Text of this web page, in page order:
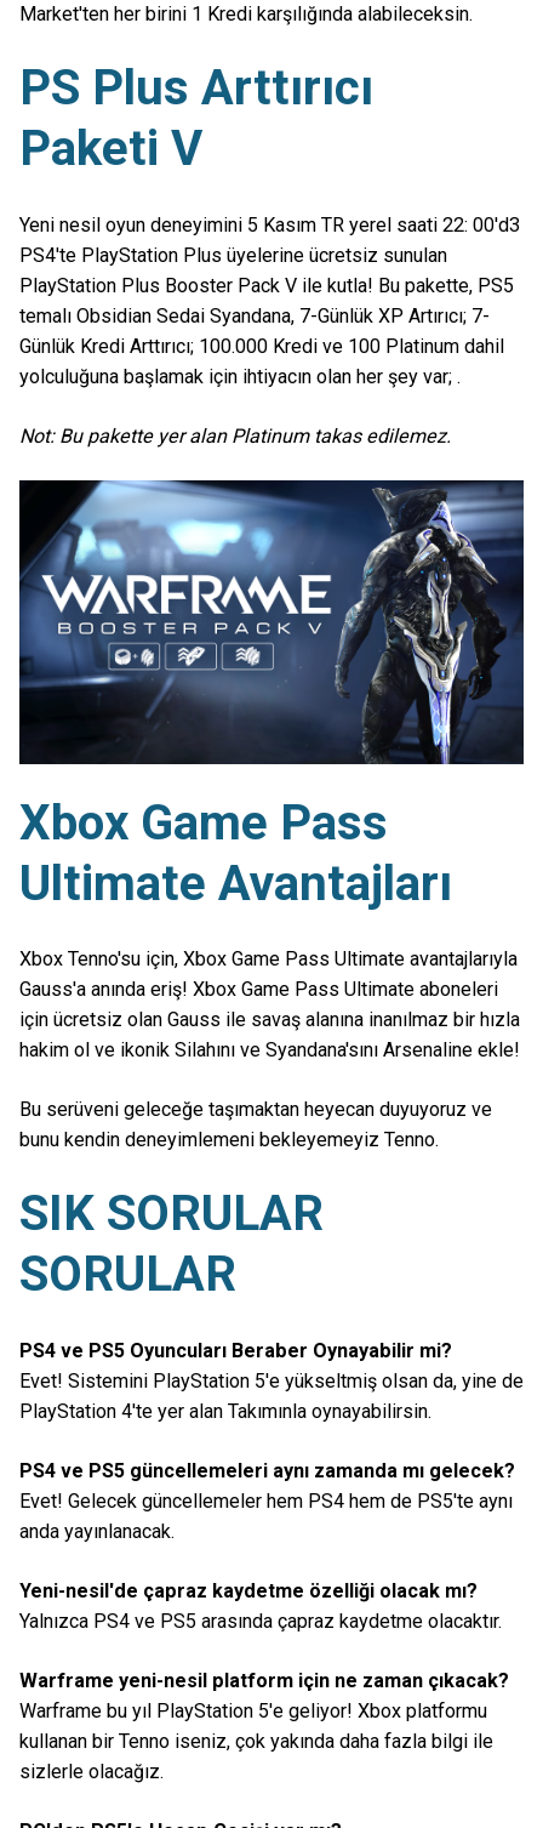
Market'ten her birini 1 Kredi karşılığında alabileceksin.
PS Plus Arttırıcı
Paketi V
Yeni nesil oyun deneyimini 5 Kasım TR yerel saati 22: 00'd3
PS4'te PlayStation Plus üyelerine ücretsiz sunulan
PlayStation Plus Booster Pack V ile kutla! Bu pakette, PS5
temalı Obsidian Sedai Syandana, 7-Günlük XP Artırıcı; 7-
Günlük Kredi Arttırıcı; 100.000 Kredi ve 100 Platinum dahil
yolculuğuna başlamak için ihtiyacın olan her şey var; .
Not: Bu pakette yer alan Platinum takas edilemez.
Xbox Game Pass
Ultimate Avantajları
Xbox Tenno'su için, Xbox Game Pass Ultimate avantajlarıyla
Gauss'a anında eriş! Xbox Game Pass Ultimate aboneleri
için ücretsiz olan Gauss ile savaş alanına inanılmaz bir hızla
hakim ol ve ikonik Silahını ve Syandana'sını Arsenaline ekle!
Bu serüveni geleceğe taşımaktan heyecan duyuyoruz ve
bunu kendin deneyimlemeni bekleyemeyiz Tenno.
SIK SORULAR
SORULAR
PS4 ve PS5 Oyuncuları Beraber Oynayabilir mi?
Evet! Sistemini PlayStation 5'e yükseltmiş olsan da, yine de
PlayStation 4'te yer alan Takımınla oynayabilirsin.
PS4 ve PS5 güncellemeleri aynı zamanda mı gelecek?
Evet! Gelecek güncellemeler hem PS4 hem de PS5'te aynı
anda yayınlanacak.
Yeni-nesil'de çapraz kaydetme özelliği olacak mı?
Yalnızca PS4 ve PS5 arasında çapraz kaydetme olacaktır.
Warframe yeni-nesil platform için ne zaman çıkacak?
Warframe bu yıl PlayStation 5'e geliyor! Xbox platformu
kullanan bir Tenno iseniz, çok yakında daha fazla bilgi ile
sizlerle olacağız.